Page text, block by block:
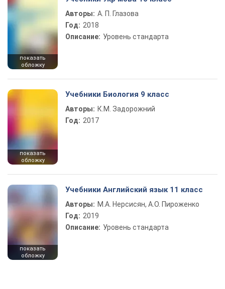
показать
обложку
Авторы: А. П. Глазова
Год: 2018
Описание: Уровень стандарта
показать
обложку
Учебники Биология 9 класс
Авторы: К.М. Задорожний
Год: 2017
показать
обложку
Учебники Английский язык 11 класс
Авторы: М.А. Нерсисян, А.О. Пироженко
Год: 2019
Описание: Уровень стандарта